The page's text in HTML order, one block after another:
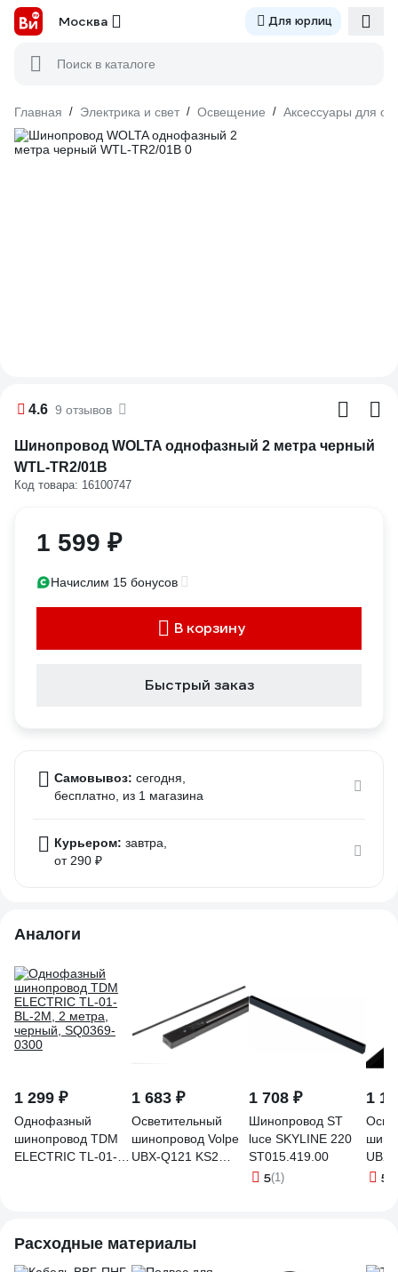
Москва Для юрлиц
Поиск в каталоге
Главная / Электрика и свет / Освещение / Аксессуары для
4.6 9 отзывов
Шинопровод WOLTA однофазный 2 метра черный
WTL-TR2/01B
Код товара: 16100747
1 599 ₽
Начислим 15 бонусов
В корзину
Быстрый заказ
Самовывоз: сегодня,
бесплатно , из 1 магазина
Курьером: завтра,
от 290 ₽
Аналоги
1 299 ₽
Однофазный
шинопровод TDM
ELECTRIC TL-01-
1 683 ₽
Осветительный
шинопровод Volpe
UBX-Q121 KS2
1 708 ₽
Шинопровод ST
luce SKYLINE 220
ST015.419.00
5(1)
1
5
Расходные материалы